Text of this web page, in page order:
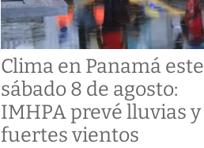
Clima en Panamá este
sábado 8 de agosto:
IMHPA prevé lluvias y
fuertes vientos